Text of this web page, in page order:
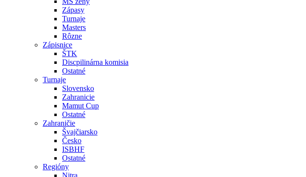
Zápasy
Turnaje
Masters
Rôzne
Zápisnice
ŠTK
Discpilinárna komisia
Ostatné
Turnaje
Slovensko
Zahranicie
Mamut Cup
Ostatné
Zahraničie
Švajčiarsko
Česko
ISBHF
Ostatné
Regióny
Nitra